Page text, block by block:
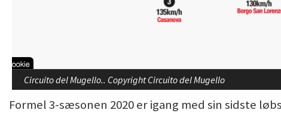
Circuito del Mugello.. Copyright Circuito del Mugello
Formel 3-sæsonen 2020 er igang med sin sidste